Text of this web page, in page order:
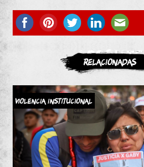
ASOCIATE
Relacionadas
Violencia Institucional